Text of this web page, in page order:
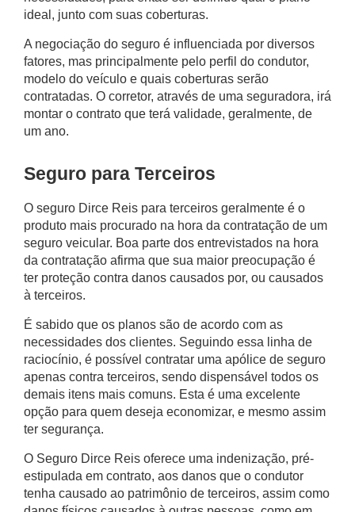
ideal, junto com suas coberturas.
A negociação do seguro é influenciada por diversos
fatores, mas principalmente pelo perfil do condutor,
modelo do veículo e quais coberturas serão
contratadas. O corretor, através de uma seguradora, irá
montar o contrato que terá validade, geralmente, de
um ano.
Seguro para Terceiros
O seguro Dirce Reis para terceiros geralmente é o
produto mais procurado na hora da contratação de um
seguro veicular. Boa parte dos entrevistados na hora
da contratação afirma que sua maior preocupação é
ter proteção contra danos causados por, ou causados
à terceiros.
É sabido que os planos são de acordo com as
necessidades dos clientes. Seguindo essa linha de
raciocínio, é possível contratar uma apólice de seguro
apenas contra terceiros, sendo dispensável todos os
demais itens mais comuns. Esta é uma excelente
opção para quem deseja economizar, e mesmo assim
ter segurança.
O Seguro Dirce Reis oferece uma indenização, pré-
estipulada em contrato, aos danos que o condutor
tenha causado ao patrimônio de terceiros, assim como